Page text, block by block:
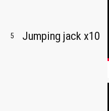
5 Jumping jack x10